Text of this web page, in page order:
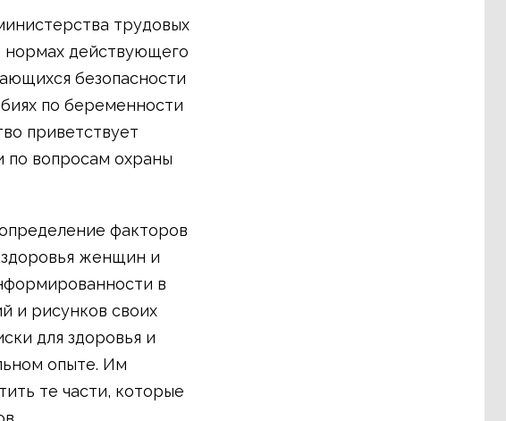
трудовых
нормах действующего
безопасности
по беременности
приветствует
по вопросам охраны
факторов
женщин и
в
и рисунков своих
для здоровья и
опыте. Им
те части, которые